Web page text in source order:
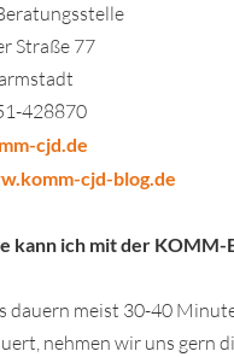
Straße 77
428870
cjd.de
cjd-blog.de
kann ich mit der
dauern meist 30-40
nehmen wir uns gern